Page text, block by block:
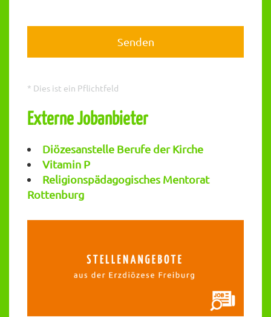
Senden
* Dies ist ein Pflichtfeld
Externe Jobanbieter
Diözesanstelle Berufe der Kirche
Vitamin P
Religionspädagogisches Mentorat
Rottenburg